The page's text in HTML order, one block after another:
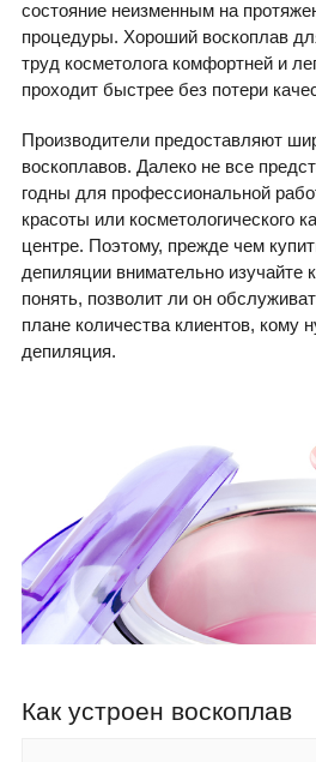
состояние неизменным на
процедуры. Хороший воскоплав
труд косметолога комфортней и
проходит быстрее без потери
Производители предоставляют
воскоплавов. Далеко не все
годны для профессиональной
красоты или косметологического
центре. Поэтому, прежде чем
депиляции внимательно изучайте
понять, позволит ли он
плане количества клиентов, кому
депиляция.
Как устроен воскоплав